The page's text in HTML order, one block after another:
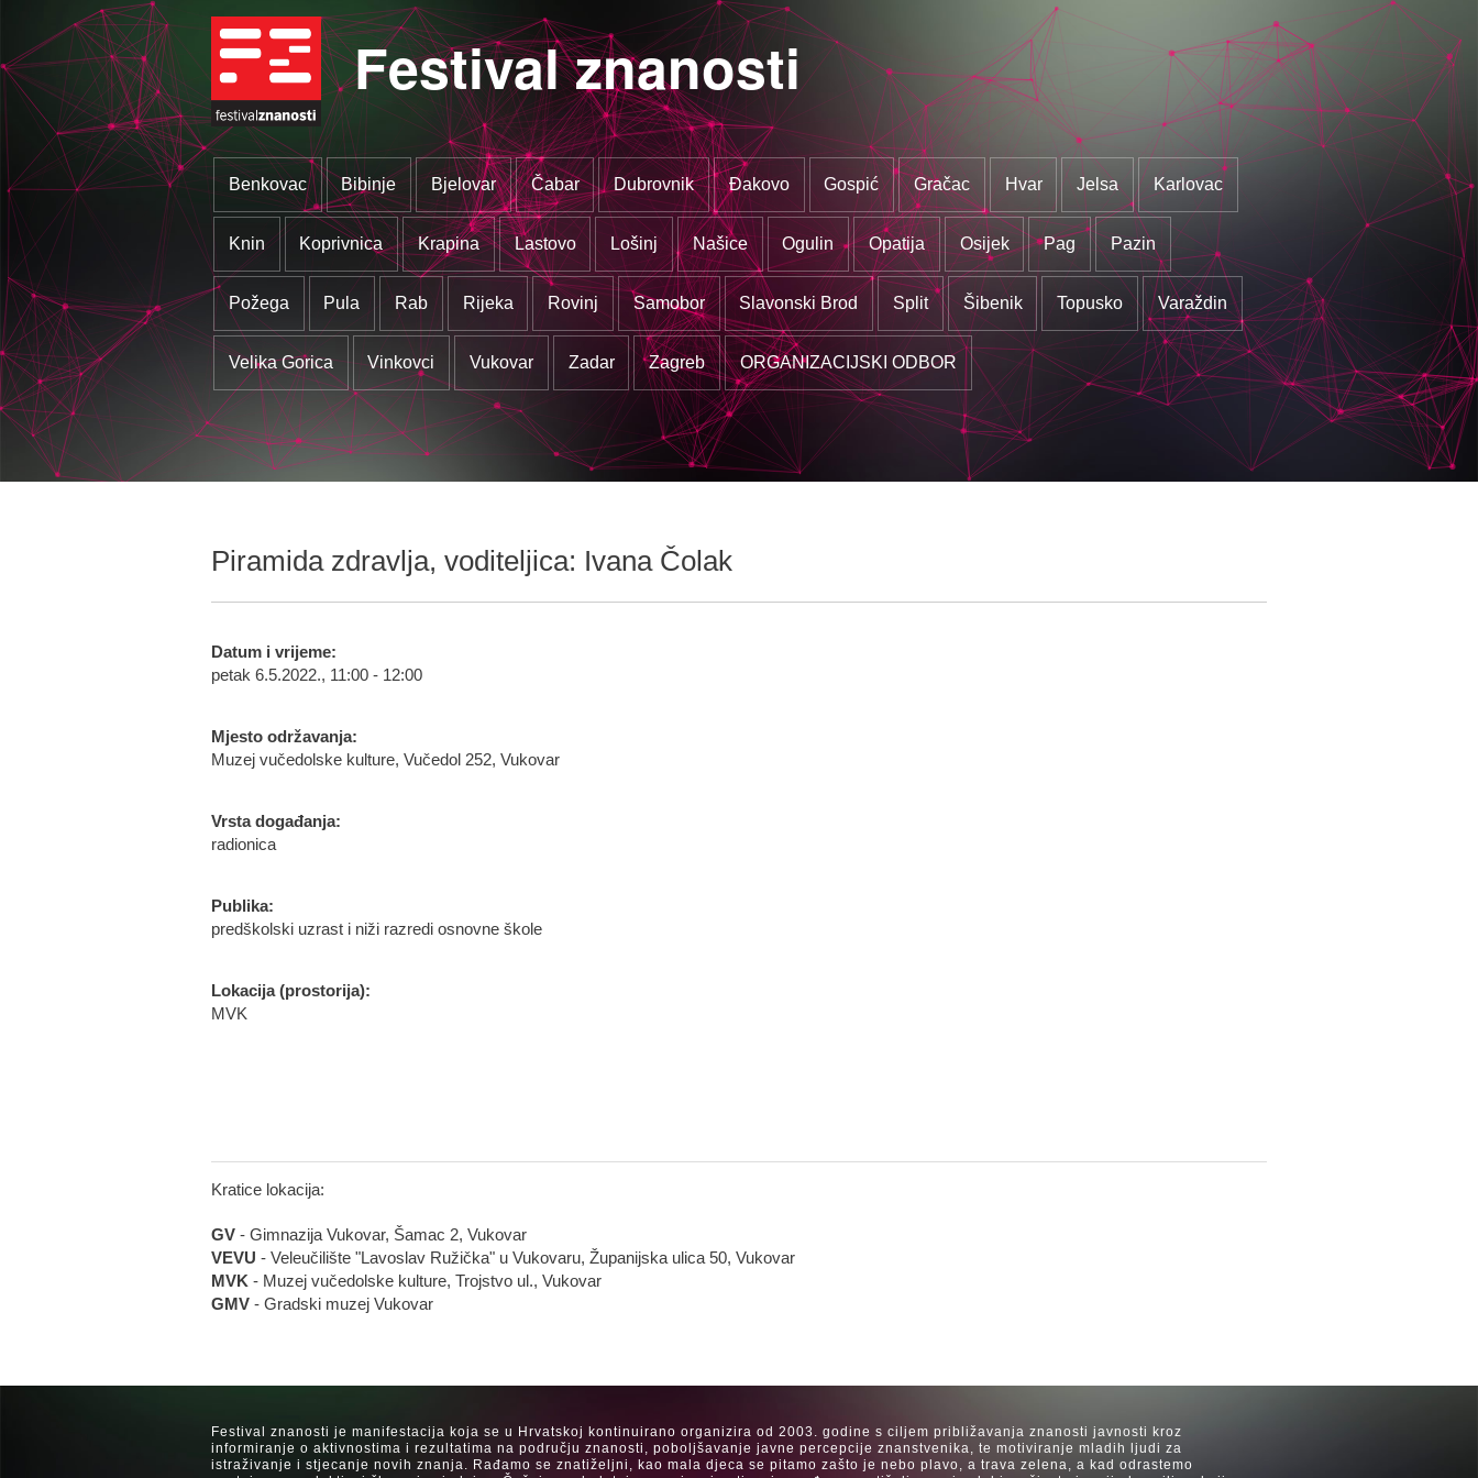
Festival znanosti
Benkovac Bibinje Bjelovar Čabar Dubrovnik Đakovo Gospić Gračac Hvar Jelsa Karlovac
Knin Koprivnica Krapina Lastovo Lošinj Našice Ogulin Opatija Osijek Pag Pazin
Požega Pula Rab Rijeka Rovinj Samobor Slavonski Brod Split Šibenik Topusko Varaždin
Velika Gorica Vinkovci Vukovar Zadar Zagreb ORGANIZACIJSKI ODBOR
Piramida zdravlja, voditeljica: Ivana Čolak
Datum i vrijeme:
petak 6.5.2022., 11:00 - 12:00
Mjesto održavanja:
Muzej vučedolske kulture, Vučedol 252, Vukovar
Vrsta događanja:
radionica
Publika:
predškolski uzrast i niži razredi osnovne škole
Lokacija (prostorija):
MVK
Kratice lokacija:
GV - Gimnazija Vukovar, Šamac 2, Vukovar
VEVU - Veleučilište "Lavoslav Ružička" u Vukovaru, Županijska ulica 50, Vukovar
MVK - Muzej vučedolske kulture, Trojstvo ul., Vukovar
GMV - Gradski muzej Vukovar
Festival znanosti je manifestacija koja se u Hrvatskoj kontinuirano organizira od 2003. godine s ciljem približavanja znanosti javnosti kroz
informiranje o aktivnostima i rezultatima na području znanosti, poboljšavanje javne percepcije znanstvenika, te motiviranje mladih ljudi za
istraživanje i stjecanje novih znanja. Rađamo se znatiželjni, kao mala djeca se pitamo zašto je nebo plavo, a trava zelena, a kad odrastemo